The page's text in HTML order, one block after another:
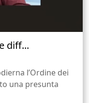
diff...
l’Ordine dei
una presunta